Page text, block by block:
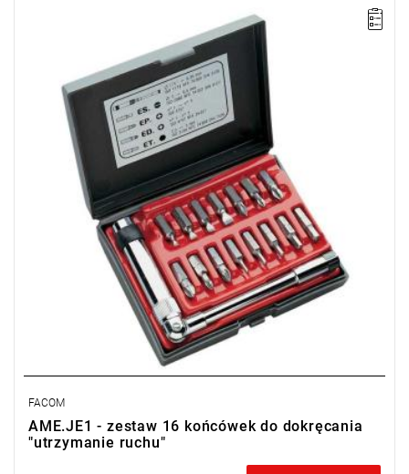
UWAGA: Produkt wycofany ze sprzedaży przez producenta. Brak
sugerowanych zamienników.
• Zakres zestawu: 4 - 6,5 mm, PH0 - PH3, PZ1 - PZ2, 6-kątne 2 -
5 mm
• Ilość elementów: 16
FACOM
AME.JE1 - zestaw 16 końcówek do dokręcania
"utrzymanie ruchu"